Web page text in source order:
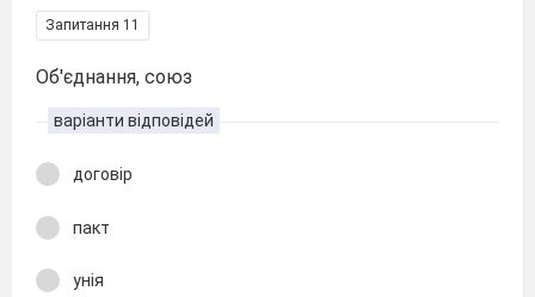
Запитання 11
Об'єднання, союз
варіанти відповідей
договір
пакт
унія